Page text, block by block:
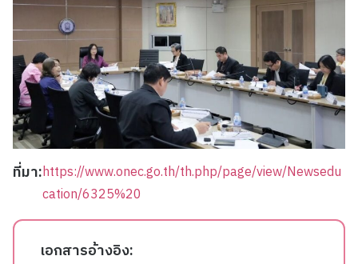
ที่มา:https://www.onec.go.th/th.php/page/view/Newsedu
cation/6325%20
เอกสารอ้างอิง: